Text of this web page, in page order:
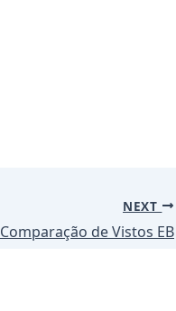
NEXT
Comparação de Vistos EB